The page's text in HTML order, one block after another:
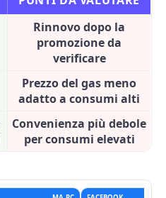
Rinnovo dopo la
promozione da
verificare
Prezzo del gas meno
adatto a consumi alti
Convenienza più debole
per consumi elevati